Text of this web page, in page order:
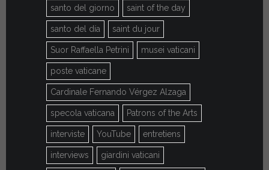
santo del giorno saint of the day
santo del día saint du jour
Suor Raffaella Petrini musei vaticani
poste vaticane
Cardinale Fernando Vérgez Alzaga
specola vaticana Patrons of the Arts
interviste YouTube entretiens
interviews giardini vaticani